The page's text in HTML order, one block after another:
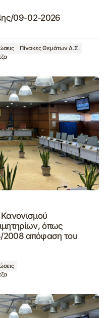
09-02-2026
Πίνακες Θεμάτων Δ.Σ.
όπως
2008 απόφαση του